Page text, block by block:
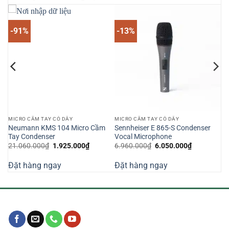
-91%
MICRO CẦM TAY CÓ DÂY
Neumann KMS 104 Micro Cầm
Tay Condenser
21.060.000₫ Giá
21.060.000₫.
1.925.000₫Giá
hiện
1.925.000₫.
Đặt hàng ngay
-13%
MICRO CẦM TAY CÓ DÂY
Sennheiser E 865-S Condenser
Vocal Microphone
6.960.000₫ Giá
6.960.000₫.
6.050.000₫Giá
hiện
Đặt hàng ngay